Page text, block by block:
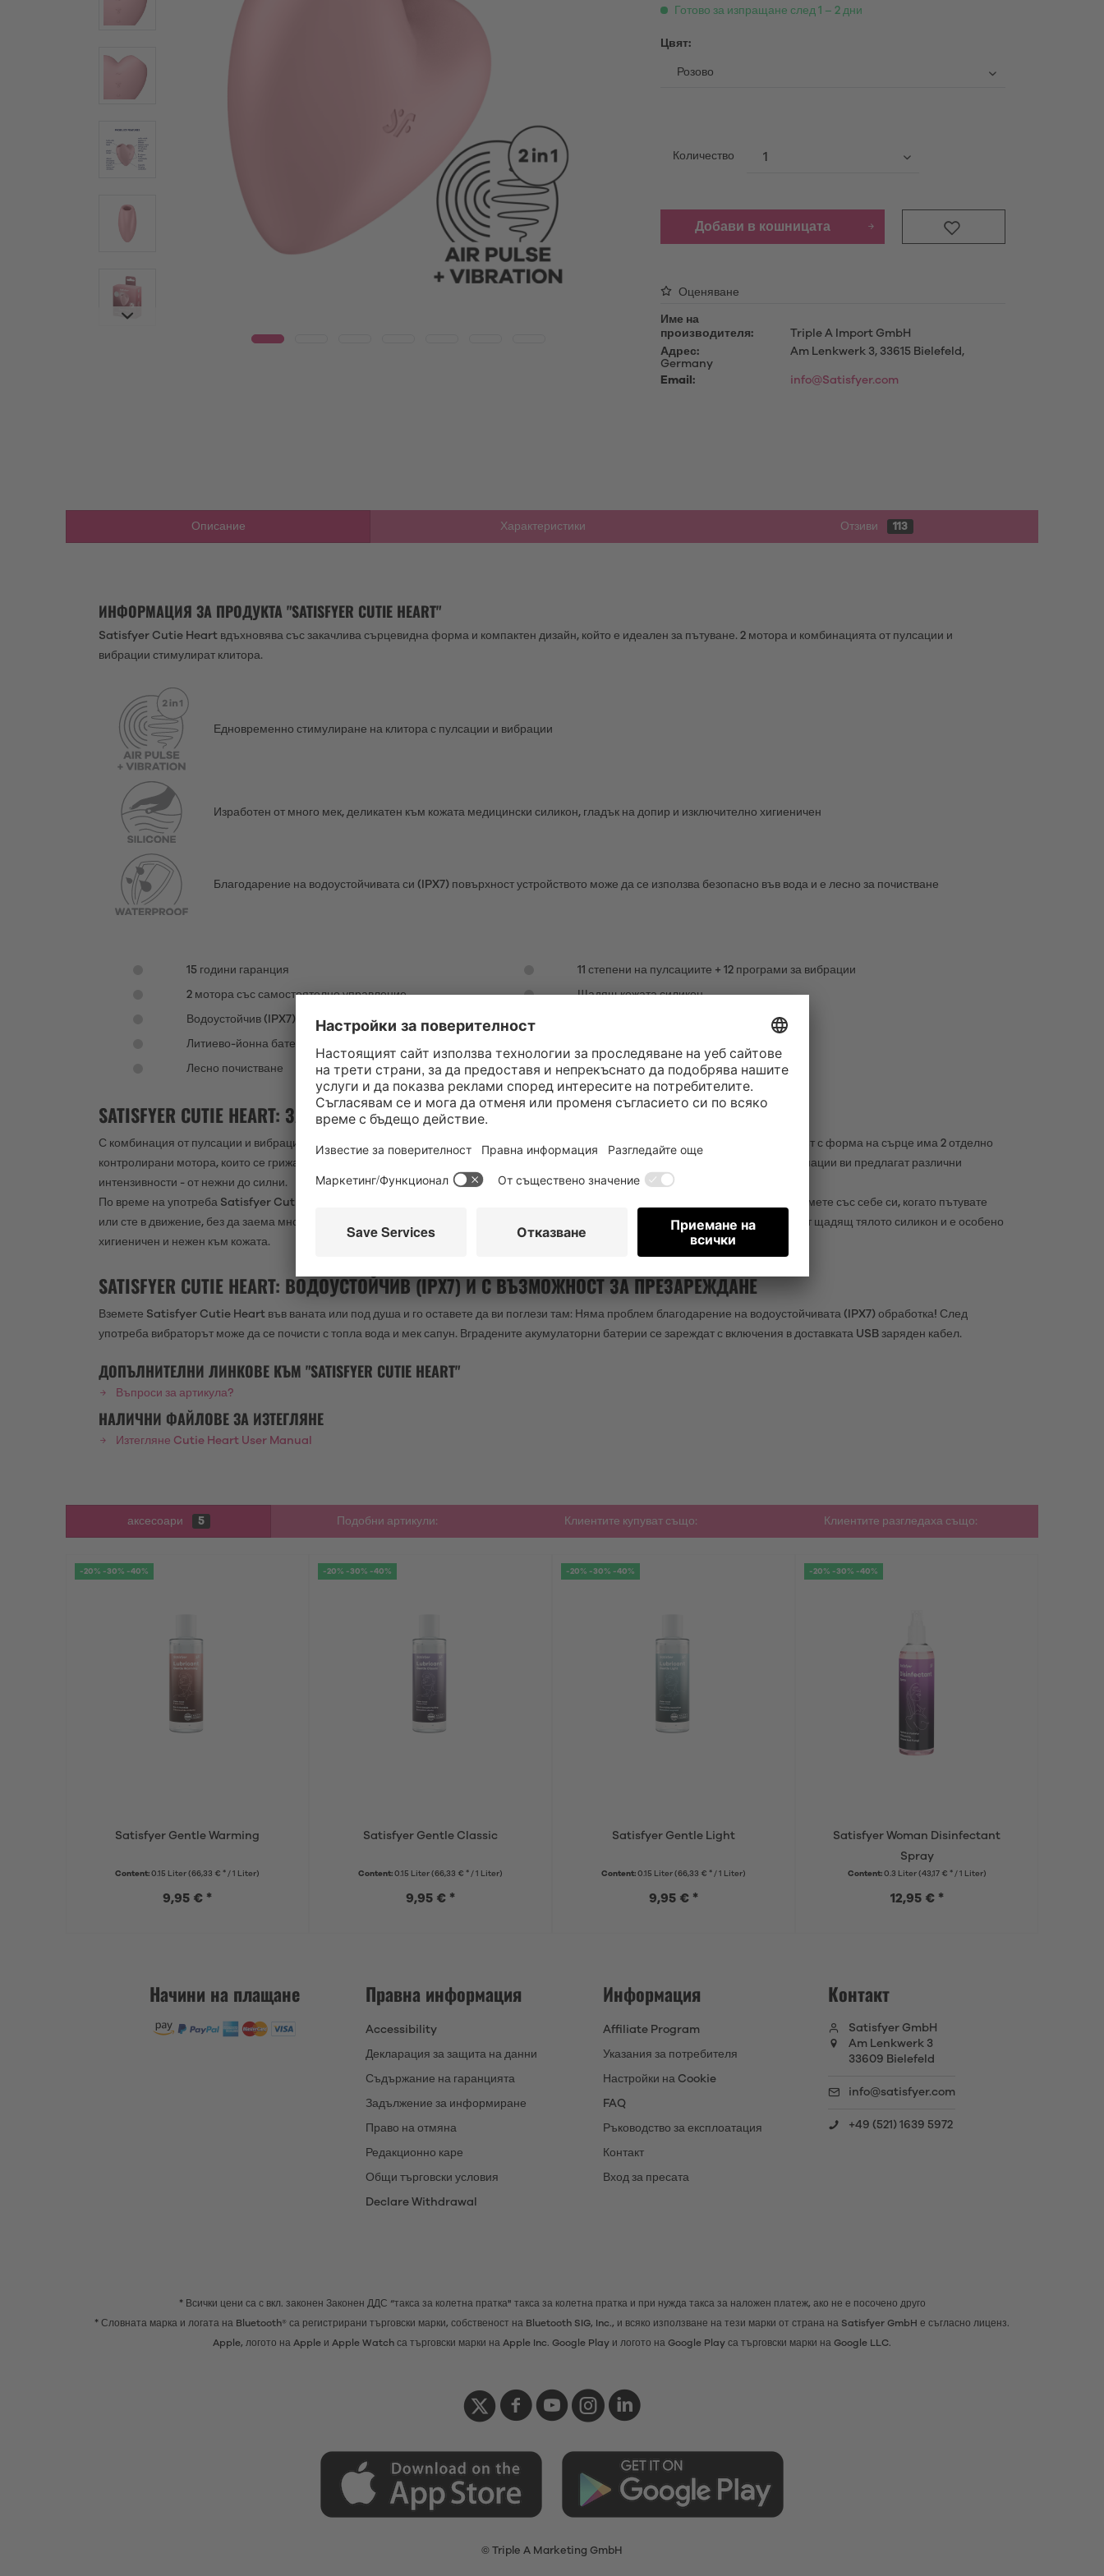
Стъклени дилда
Секс играчки за двойки
Вибратори за двойки
Технология Air Pulse
Пръстени за пенис
Sex Toy Storage
Готово за изпращане след 1 – 2 дни
Цвят:
Количество
Добави в кошницата
Оценяване
Име на
производителя:
Triple A Import GmbH
Адрес:
Am Lenkwerk 3, 33615 Bielefeld,
Germany
Email:
info@Satisfyer.com
Описание Характеристики Отзиви 113
ИНФОРМАЦИЯ ЗА ПРОДУКТА "SATISFYER CUTIE HEART"
Satisfyer Cutie Heart вдъхновява със закачлива сърцевидна форма и компактен дизайн, който е идеален за пътуване. 2 мотора и комбинацията от пулсации и
вибрации стимулират клитора.
Едновременно стимулиране на клитора с пулсации и вибрации
Изработен от много мек, деликатен към кожата медицински силикон, гладък на допир и изключително хигиеничен
Благодарение на водоустойчивата си (IPX7) повърхност устройството може да се използва безопасно във вода и е лесно за почистване
15 години гаранция 11 степени на пулсациите + 12 програми за вибрации
2 мотора със самостоятелно управление Щадящ кожата силикон
Водоустойчив (IPX7)
Литиево-йонна батерия
Лесно почистване
SATISFYER CUTIE HEART: ЗАКАЧЛИВ ВИБРАТОР С ПУЛСАЦИИ ВЪВ ФОРМАТА НА СЪРЦЕ
С комбинация от пулсации и вибрации и игрив външен вид, Satisfyer Cutie Heart бързо ще открадне място в сърцето ви: Вибраторът с форма на сърце има 2 отделно
контролирани мотора, които се грижат за вашия клитор с 11 програми за пулсации и 12 за вибрации. Многобройните възможни комбинации ви предлагат различни
интензивности - от нежни до силни.
По време на употреба Satisfyer Cutie Heart седи удобно в ръката благодарение на компактната си форма - можете лесно да го вземете със себе си, когато пътувате
или сте в движение, без да заема много място. Закачливият му дизайн е особено подходящ за начинаещи. Вибраторът е направен от щадящ тялото силикон и е особено
хигиеничен и нежен към кожата.
SATISFYER CUTIE HEART: ВОДОУСТОЙЧИВ (IPX7) И С ВЪЗМОЖНОСТ ЗА ПРЕЗАРЕЖДАНЕ
Вземете Satisfyer Cutie Heart във ваната или под душа и го оставете да ви поглези там: Няма проблем благодарение на водоустойчивата (IPX7) обработка! След
употреба вибраторът може да се почисти с топла вода и мек сапун. Вградените акумулаторни батерии се зареждат с включения в доставката USB заряден кабел.
ДОПЪЛНИТЕЛНИ ЛИНКОВЕ КЪМ "SATISFYER CUTIE HEART"
Въпроси за артикула?
НАЛИЧНИ ФАЙЛОВЕ ЗА ИЗТЕГЛЯНЕ
Изтегляне Cutie Heart User Manual
аксесоари 5 Подобни артикули: Клиентите купуват също: Клиентите разгледаха също:
-20% -30% -40%
Satisfyer Gentle Warming
Content: 0.15 Liter (66,33 € * / 1 Liter)
9,95 € *
-20% -30% -40%
Satisfyer Gentle Classic
Content: 0.15 Liter (66,33 € * / 1 Liter)
9,95 € *
-20% -30% -40%
Satisfyer Gentle Light
Content: 0.15 Liter (66,33 € * / 1 Liter)
9,95 € *
-20% -30% -40%
Satisfyer Woman Disinfectant
Spray
Content: 0.3 Liter (43,17 € * / 1 Liter)
12,95 € *
Начини на плащане Правна информация
Accessibility
Декларация за защита на данни
Съдържание на гаранцията
Задължение за информиране
Право на отмяна
Редакционно каре
Общи търговски условия
Declare Withdrawal
Информация
Affiliate Program
Указания за потребителя
Настройки на Cookie
FAQ
Ръководство за експлоатация
Контакт
Вход за пресата
Контакт
Satisfyer GmbH
Am Lenkwerk 3
33609 Bielefeld
info@satisfyer.com
+49 (521) 1639 5972
* Всички цени са с вкл. законен Законен ДДС “такса за колетна пратка" такса за колетна пратка и при нужда такса за наложен платеж, ако не е посочено друго
* Словната марка и логата на Bluetooth® са регистрирани търговски марки, собственост на Bluetooth SIG, Inc., и всяко използване на тези марки от страна на Satisfyer GmbH е съгласно лиценз.
Apple, логото на Apple и Apple Watch са търговски марки на Apple Inc. Google Play и логото на Google Play са търговски марки на Google LLC.
© Triple A Marketing GmbH